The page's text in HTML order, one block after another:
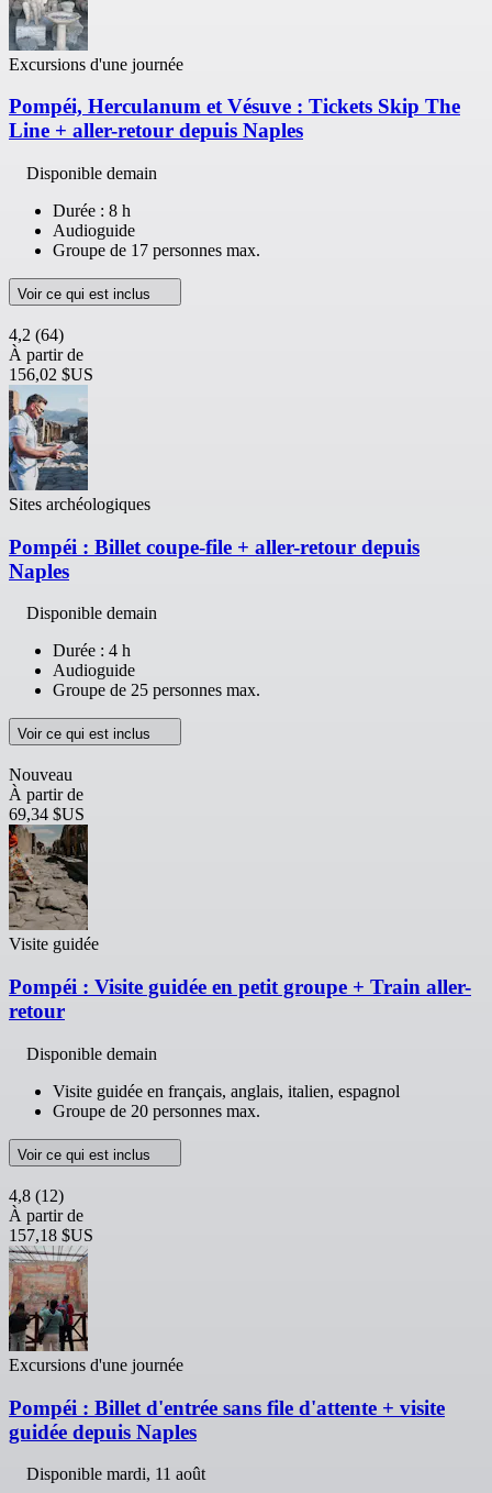
Excursions d'une journée
Pompéi, Herculanum et Vésuve : Tickets Skip The
Line + aller-retour depuis Naples
Disponible demain
Durée : 8 h
Audioguide
Groupe de 17 personnes max.
Voir ce qui est inclus
4,2 (64)
À partir de
156,02 $US
Sites archéologiques
Pompéi : Billet coupe-file + aller-retour depuis
Naples
Disponible demain
Durée : 4 h
Audioguide
Groupe de 25 personnes max.
Voir ce qui est inclus
Nouveau
À partir de
69,34 $US
Visite guidée
Pompéi : Visite guidée en petit groupe + Train aller-
retour
Disponible demain
Visite guidée en français, anglais, italien, espagnol
Groupe de 20 personnes max.
Voir ce qui est inclus
4,8 (12)
À partir de
157,18 $US
Excursions d'une journée
Pompéi : Billet d'entrée sans file d'attente + visite
guidée depuis Naples
Disponible mardi, 11 août